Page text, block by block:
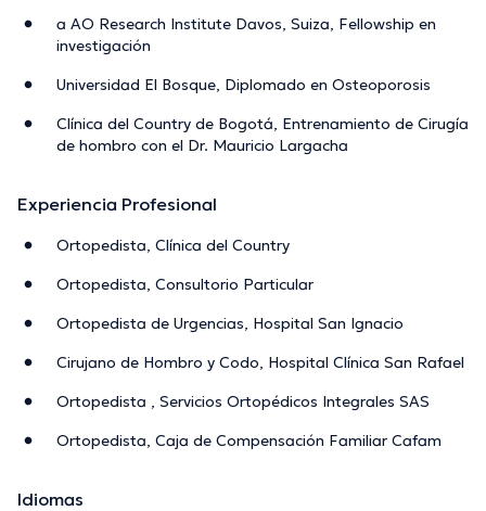
a AO Research Institute Davos, Suiza, Fellowship en
investigación
Universidad El Bosque, Diplomado en Osteoporosis
Clínica del Country de Bogotá, Entrenamiento de Cirugía
de hombro con el Dr. Mauricio Largacha
Experiencia Profesional
Ortopedista, Clínica del Country
Ortopedista, Consultorio Particular
Ortopedista de Urgencias, Hospital San Ignacio
Cirujano de Hombro y Codo, Hospital Clínica San Rafael
Ortopedista , Servicios Ortopédicos Integrales SAS
Ortopedista, Caja de Compensación Familiar Cafam
Idiomas